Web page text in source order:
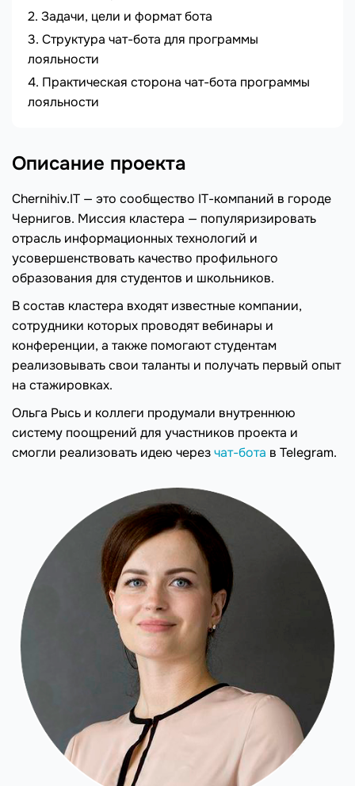
Задачи, цели и формат бота
Структура чат-бота для программы
лояльности
Практическая сторона чат-бота программы
лояльности
Описание проекта
Chernihiv.IT — это сообщество IT-компаний в городе
Чернигов. Миссия кластера — популяризировать
отрасль информационных технологий и
усовершенствовать качество профильного
образования для студентов и школьников.
В состав кластера входят известные компании,
сотрудники которых проводят вебинары и
конференции, а также помогают студентам
реализовывать свои таланты и получать первый опыт
на стажировках.
Ольга Рысь и коллеги продумали внутреннюю
систему поощрений для участников проекта и
смогли реализовать идею черезчат-бота в Telegram.